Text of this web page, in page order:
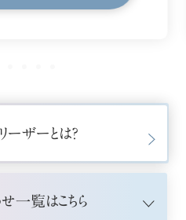
ーザーとは？
一覧はこちら